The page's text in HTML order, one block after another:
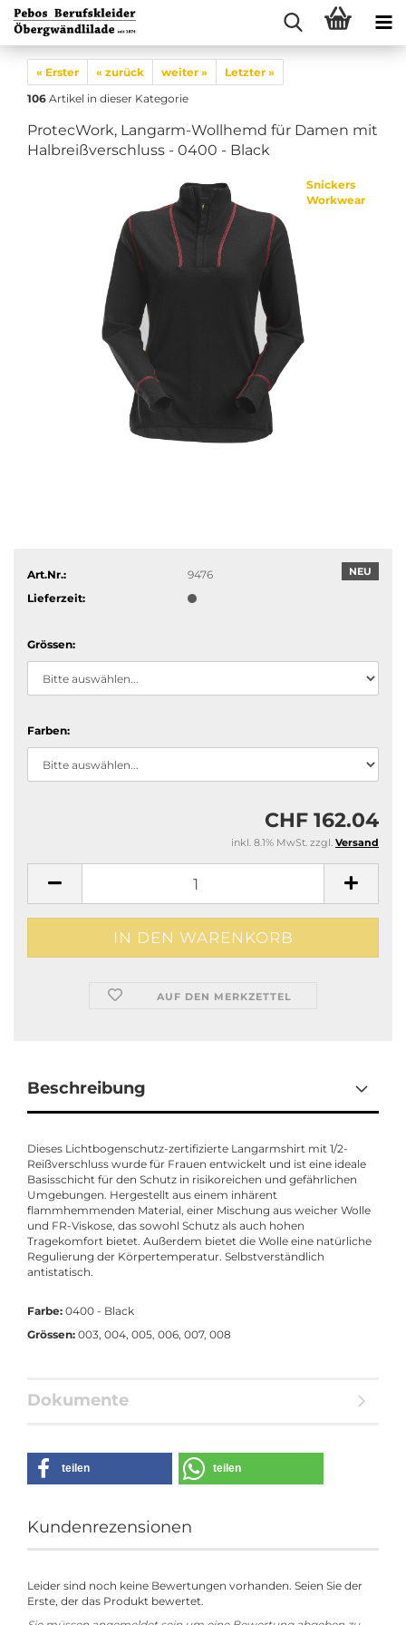
« Erster « zurück weiter »
Letzter »
106 Artikel in dieser Kategorie
ProtecWork, Langarm-Wollhemd für Damen mit
Halbreißverschluss - 0400 - Black
Snickers
Workwear
NEU
Art.Nr.:
9476
Lieferzeit:
Grössen:
Farben:
CHF 162.04
inkl. 8.1% MwSt. zzgl. Versand
AUF DEN MERKZETTEL
Beschreibung
Dieses Lichtbogenschutz-zertifizierte Langarmshirt mit 1/2-
Reißverschluss wurde für Frauen entwickelt und ist eine ideale
Basisschicht für den Schutz in risikoreichen und gefährlichen
Umgebungen. Hergestellt aus einem inhärent
flammhemmenden Material, einer Mischung aus weicher Wolle
und FR-Viskose, das sowohl Schutz als auch hohen
Tragekomfort bietet. Außerdem bietet die Wolle eine natürliche
Regulierung der Körpertemperatur. Selbstverständlich
antistatisch.
Farbe: 0400 - Black
Grössen: 003, 004, 005, 006, 007, 008
Dokumente
teilen teilen
Kundenrezensionen
Leider sind noch keine Bewertungen vorhanden. Seien Sie der
Erste, der das Produkt bewertet.